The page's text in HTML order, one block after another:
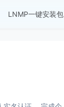
LNMP一键安装包